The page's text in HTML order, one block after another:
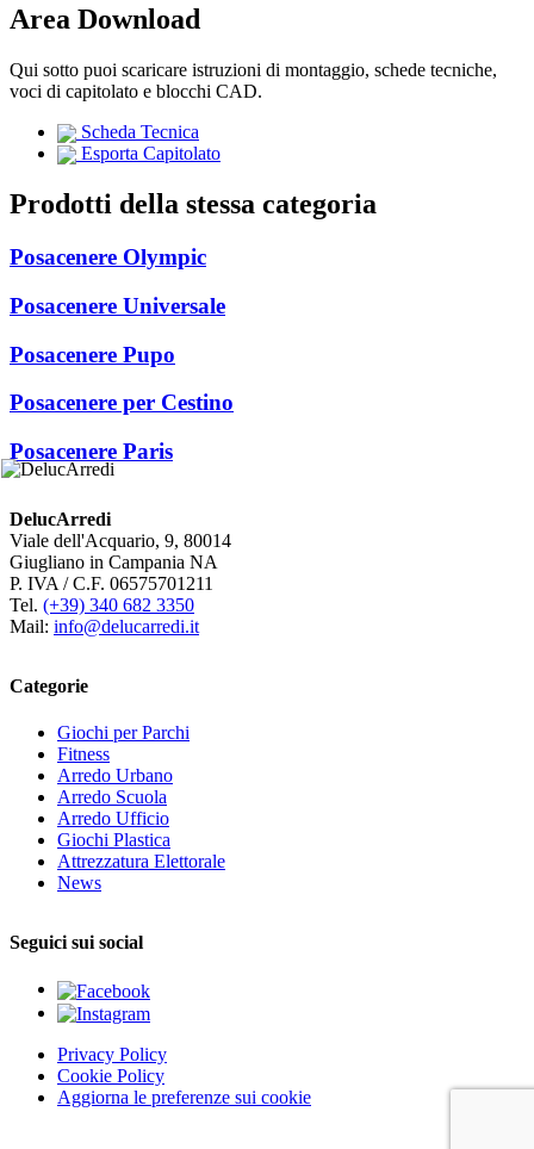
Area Download
Qui sotto puoi scaricare istruzioni di montaggio, schede tecniche,
voci di capitolato e blocchi CAD.
Scheda Tecnica
Esporta Capitolato
Prodotti della stessa categoria
Posacenere Olympic
Posacenere Universale
Posacenere Pupo
Posacenere per Cestino
Posacenere Paris
DelucArredi
Viale dell'Acquario, 9, 80014
Giugliano in Campania NA
P. IVA / C.F. 06575701211
Tel. (+39) 340 682 3350
Mail: info@delucarredi.it
Categorie
Giochi per Parchi
Fitness
Arredo Urbano
Arredo Scuola
Arredo Ufficio
Giochi Plastica
Attrezzatura Elettorale
News
Seguici sui social
Privacy Policy
Cookie Policy
Aggiorna le preferenze sui cookie